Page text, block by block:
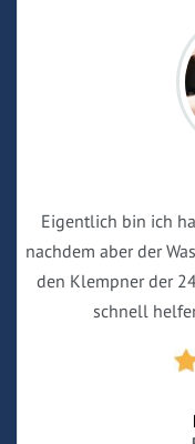
Eigentlich bin ich
nachdem aber der
den Klempner der
schnell